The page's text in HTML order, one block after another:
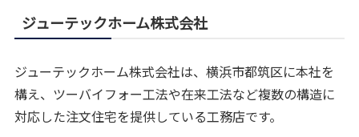
ジューテックホーム株式会社
ジューテックホーム株式会社は、横浜市都筑区に本社を
構え、ツーバイフォー工法や在来工法など複数の構造に
対応した注文住宅を提供している工務店です。